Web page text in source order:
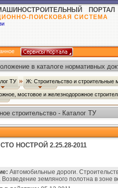
ПОРТАЛ
ПОИСКОВАЯ СИСТЕМА
в каталоге нормативных
ТУ Ж: Строительство и строительные
мостовое и железнодорожное
строительство - Каталог ТУ
СТО НОСТРОЙ 2.25.28-2011
Автомобильные дороги.
Возведение земляного полотна в зоне